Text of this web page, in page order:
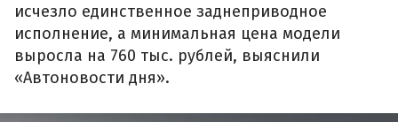
исчезло единственное заднеприводное
исполнение, а минимальная цена модели
выросла на 760 тыс. рублей, выяснили
«Автоновости дня».